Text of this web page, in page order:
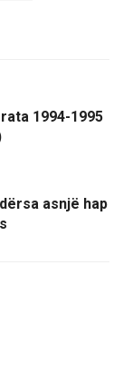
1994-1995
asnjë hap